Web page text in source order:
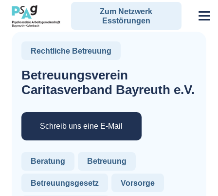
Zum Netzwerk
Esstörungen
Rechtliche Betreuung
Betreuungsverein
Caritasverband Bayreuth e.V.
Schreib uns eine E-Mail
Beratung Betreuung
Betreuungsgesetz Vorsorge